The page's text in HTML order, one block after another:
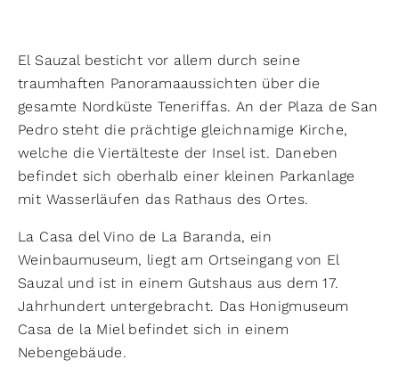
El Sauzal besticht vor allem durch seine
traumhaften Panoramaaussichten über die
gesamte Nordküste Teneriffas. An der Plaza de San
Pedro steht die prächtige gleichnamige Kirche,
welche die Viertälteste der Insel ist. Daneben
befindet sich oberhalb einer kleinen Parkanlage
mit Wasserläufen das Rathaus des Ortes.
La Casa del Vino de La Baranda, ein
Weinbaumuseum, liegt am Ortseingang von El
Sauzal und ist in einem Gutshaus aus dem 17.
Jahrhundert untergebracht. Das Honigmuseum
Casa de la Miel befindet sich in einem
Nebengebäude.